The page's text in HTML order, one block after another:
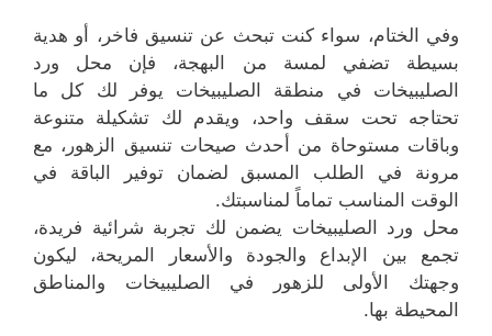
وفي الختام، سواء كنت تبحث عن تنسيق فاخر، أو هدية
بسيطة تضفي لمسة من البهجة، فإن محل ورد
الصليبيخات في منطقة الصليبيخات يوفر لك كل ما
تحتاجه تحت سقف واحد، ويقدم لك تشكيلة متنوعة
وباقات مستوحاة من أحدث صيحات تنسيق الزهور، مع
مرونة في الطلب المسبق لضمان توفير الباقة في
الوقت المناسب تماماً لمناسبتك.
محل ورد الصليبيخات يضمن لك تجربة شرائية فريدة،
تجمع بين الإبداع والجودة والأسعار المريحة، ليكون
وجهتك الأولى للزهور في الصليبيخات والمناطق
المحيطة بها.